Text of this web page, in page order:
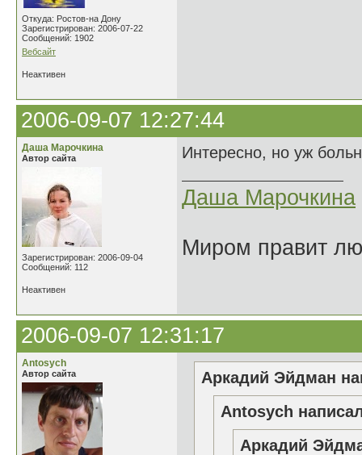
Откуда: Ростов-на Дону
Зарегистрирован: 2006-07-22
Сообщений: 1902
Вебсайт
Неактивен
2006-09-07 12:27:44
Даша Марочкина
Автор сайта
Зарегистрирован: 2006-09-04
Сообщений: 112
Интересно, но уж
Даша Марочкина
Миром правит
Неактивен
2006-09-07 12:31:17
Antosych
Автор сайта
Аркадий Эйдман
Antosych
Аркадий